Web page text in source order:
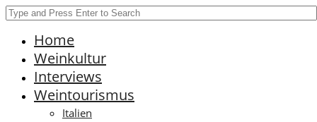
Home
Weinkultur
Interviews
Weintourismus
Italien